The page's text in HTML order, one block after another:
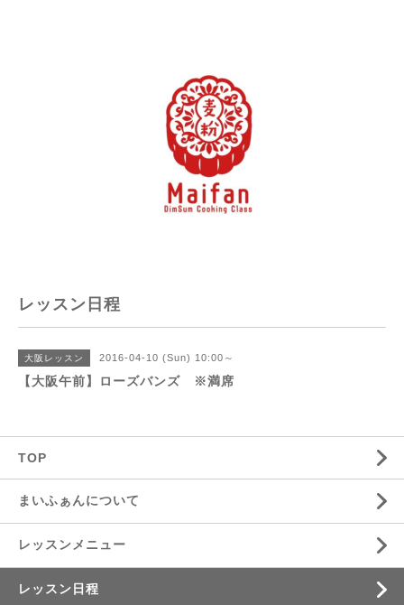
レッスン日程
大阪レッスン 2016-04-10 (Sun) 10:00～
【大阪午前】ローズバンズ ※満席
TOP
まいふぁんについて
レッスンメニュー
レッスン日程